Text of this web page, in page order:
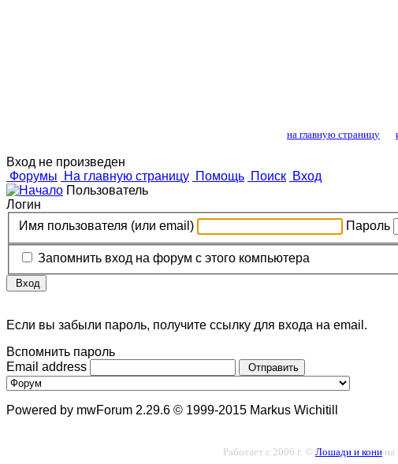
на главную страницу
Вход не произведен
Форумы
На главную страницу Помощь Поиск Вход
Пользователь
Логин
Имя пользователя (или email)
Пароль
Запомнить вход на форум с этого компьютера
Вход
Если вы забыли пароль, получите ссылку для входа на email.
Вспомнить пароль
Email address
Отправить
Powered by mwForum 2.29.6 © 1999-2015 Markus Wichitill
Работает с 2006 г. © Лошади и кони на